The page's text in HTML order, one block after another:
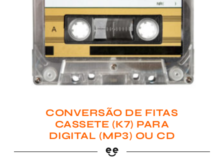
CONVERSÃO DE FITAS
CASSETE (K7) PARA
DIGITAL (MP3) OU CD